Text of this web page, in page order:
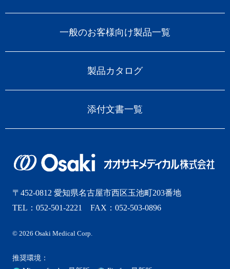
一般のお客様向け製品一覧
製品カタログ
添付文書一覧
〒452-0812 愛知県名古屋市西区玉池町203番地
TEL：052-501-2221 FAX：052-503-0896
© 2026 Osaki Medical Corp.
推奨環境：